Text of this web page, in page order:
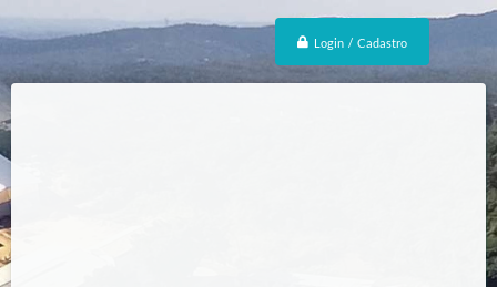
Login / Cadastro